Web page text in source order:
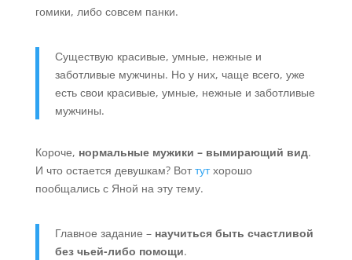
гомики, либо совсем панки.
Существую красивые, умные, нежные и
заботливые мужчины. Но у них, чаще всего, уже
есть свои красивые, умные, нежные и заботливые
мужчины.
Короче, нормальные мужики – вымирающий вид.
И что остается девушкам? Воттутхорошо
пообщались с Яной на эту тему.
Главное задание – научиться быть счастливой
без чьей-либо помощи.